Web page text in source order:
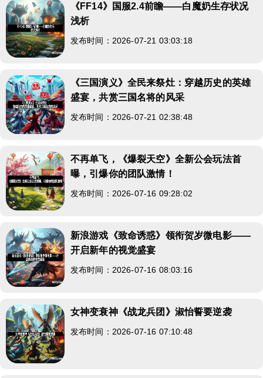
《FF14》国服2.4前瞻——白魔奶生存状况
浅析
发布时间：2026-07-21 03:03:18
《三国演义》全民来祭灶：穿越历史的英雄
盛宴，共赏三国名将的风采
发布时间：2026-07-21 02:38:48
不再单飞，《爆裂天空》全新公会玩法首
曝，引爆你的团队激情！
发布时间：2026-07-16 09:28:02
新浪游戏《致命诱惑》领衔贺岁微电影——
开启新年的视觉盛宴
发布时间：2026-07-16 08:03:16
女神变衰神《战龙兵团》淑怡誓要逆袭
发布时间：2026-07-16 07:10:48